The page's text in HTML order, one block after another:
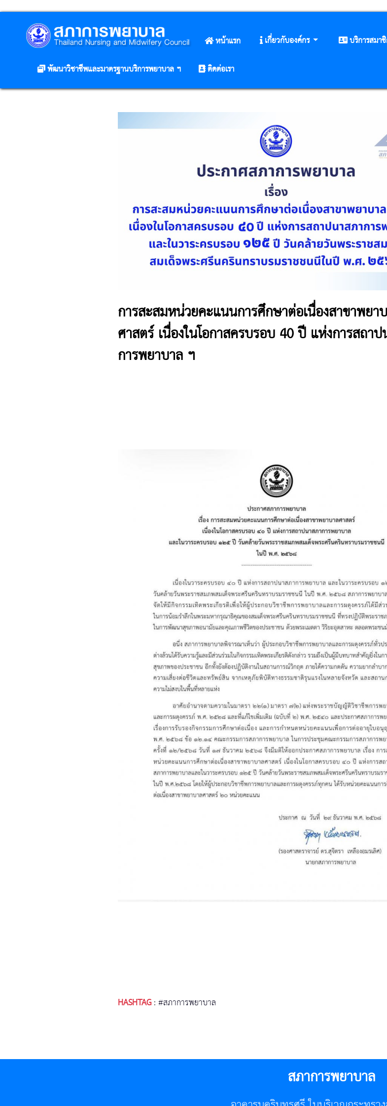
หน้าแรก เกี่ยวกับองค์กร บริการสมา
พัฒนาวิชาชีพและมาตรฐานบริการพยาบาล ฯ
ติดต่อเรา
การสะสมหน่วยคะแนนการศึกษาต่อเนื่องสาขาพยา
ศาสตร์ เนื่องในโอกาสครบรอบ 40 ปี แห่งการสถา
การพยาบาล ฯ
HASHTAG:#สภาการพยาบาล
สภาการพยาบาล